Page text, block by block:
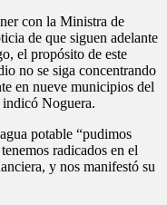
con la Ministra de
de que siguen adelante
el propósito de este
no se siga concentrando
en nueve municipios del
Noguera.
potable “pudimos
radicados en el
y nos manifestó su